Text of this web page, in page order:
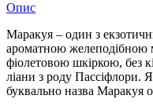
Опис
Маракуя – один з
ароматною желеподібною
фіолетовою шкіркою, без
ліани з роду Пассіфлори.
буквально назва Маракуя